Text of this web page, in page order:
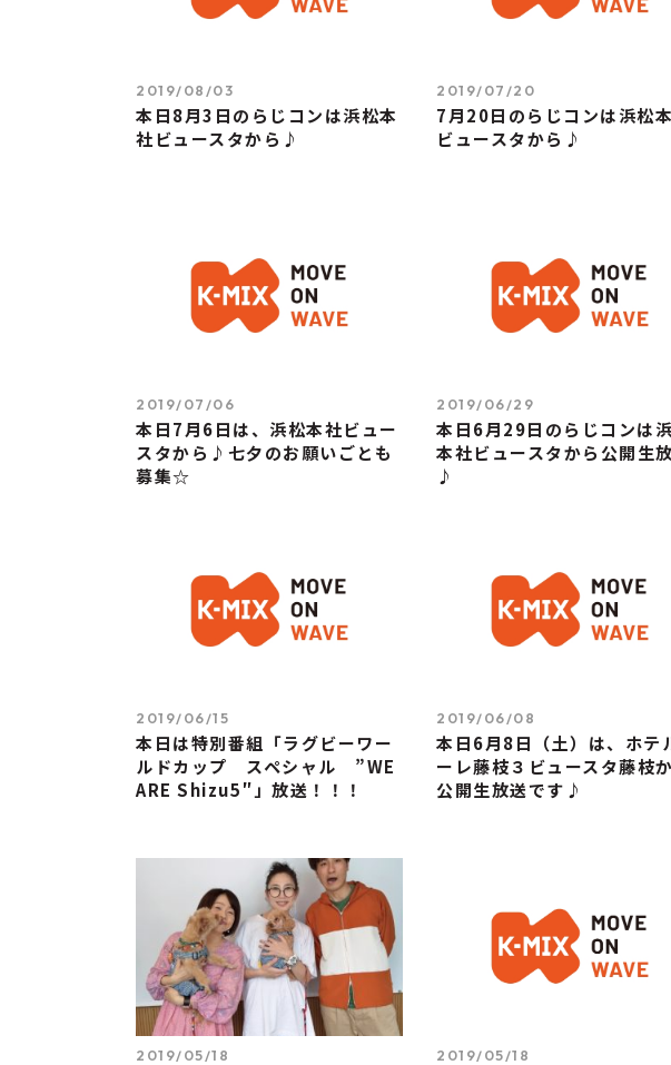
2019/08/03
本日8月3日のらじコンは浜松本
社ビュースタから♪
2019/07/20
7月20日のらじコンは浜松
ビュースタから♪
2019/07/06
本日7月6日は、浜松本社ビュー
スタから♪七夕のお願いごとも
募集☆
2019/06/29
本日6月29日のらじコンは
本社ビュースタから公開生
♪
2019/06/15
本日は特別番組「ラグビーワー
ルドカップ スペシャル ”WE
ARE Shizu5″」放送！！！
2019/06/08
本日6月8日（土）は、ホテ
ーレ藤枝３ビュースタ藤枝
公開生放送です♪
2019/05/18 2019/05/18